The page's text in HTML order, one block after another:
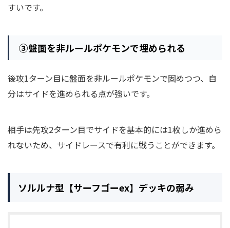
すいです。
③盤面を非ルールポケモンで埋められる
後攻1ターン目に盤面を非ルールポケモンで固めつつ、自
分はサイドを進められる点が強いです。
相手は先攻2ターン目でサイドを基本的には1枚しか進めら
れないため、サイドレースで有利に戦うことができます。
ソルルナ型【サーフゴーex】デッキの弱み